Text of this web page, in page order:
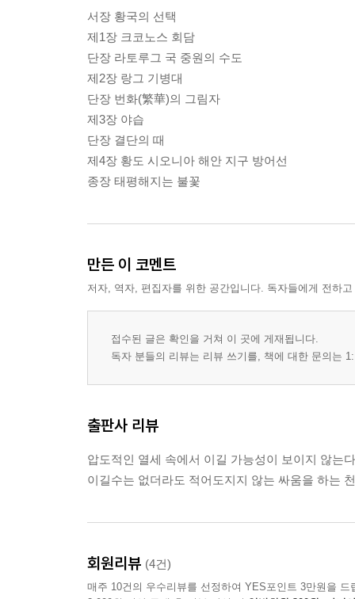
서장 황국의 선택
제1장 크코노스 회담
단장 라토루그 국 중원의 수도
제2장 랑그 기병대
단장 번화(繁華)의 그림자
제3장 야습
단장 결단의 때
제4장 황도 시오니아 해안 지구 방어선
종장 태평해지는 불꽃
만든 이 코멘트
저자, 역자, 편집자를 위한 공간입니다. 독자들에게 전하
접수된 글은 확인을 거쳐 이 곳에 게재됩니다.
독자 분들의 리뷰는 리뷰 쓰기를, 책에 대한 문의는
출판사 리뷰
압도적인 열세 속에서 이길 가능성이 보이지 않는
이길수는 없더라도 적어도지지 않는 싸움을 하는
회원리뷰 (4건)
매주 10건의 우수리뷰를 선정하여 YES포인트 3만원을 드